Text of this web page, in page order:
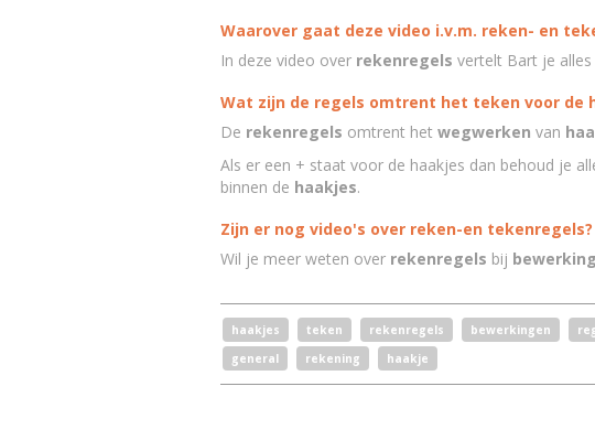
Waarover gaat deze video i.v.m. reken- en
In deze video over rekenregels vertelt Bart je
Wat zijn de regels omtrent het teken voor de
De rekenregels omtrent het wegwerken van
Als er een + staat voor de haakjes dan behoud je
binnen de haakjes.
Zijn er nog video's over reken-en tekenregels?
Wil je meer weten over rekenregels bij
haakjes teken rekenregels bewerkingen
general
rekening haakje